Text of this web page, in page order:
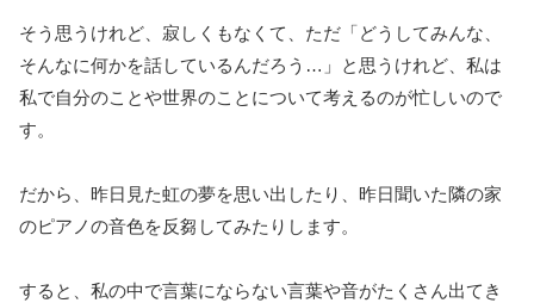
そう思うけれど、寂しくもなくて、ただ「どうしてみんな、
そんなに何かを話しているんだろう…」と思うけれど、私は
私で自分のことや世界のことについて考えるのが忙しいので
す。
だから、昨日見た虹の夢を思い出したり、昨日聞いた隣の家
のピアノの音色を反芻してみたりします。
すると、私の中で言葉にならない言葉や音がたくさん出てき